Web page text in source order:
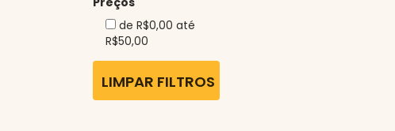
de R$0,00 até
R$50,00
LIMPAR FILTROS